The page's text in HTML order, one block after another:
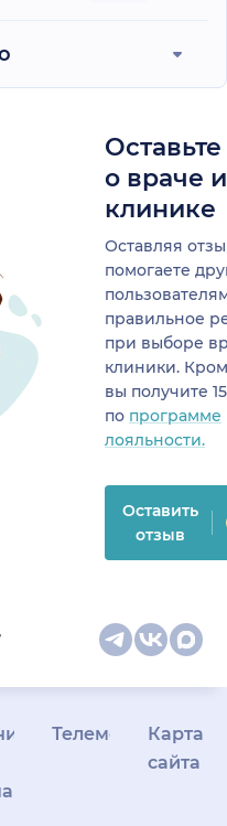
о враче
клинике
Оставляя
помогаете
правильное
при выборе
клиники.
вы получите
по программе
лояльности.
Оставить
отзыв
Телемедицина
Карта
сайта